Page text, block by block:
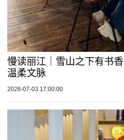
慢读丽江｜雪山之下有书
温柔文脉
2026-07-03 17:00:00